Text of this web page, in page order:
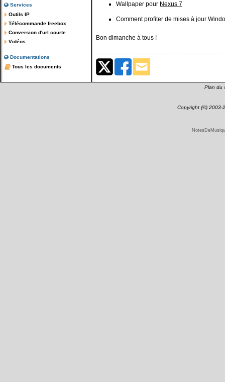
Services
Outils IP
Télécommande freebox
Conversion d'url courte
Vidéos
Documentations
Tous les documents
Wallpaper pour Nexus 7
Comment profiter de mises à jour
Bon dimanche à tous !
Plan du
Copyright (©) 2003-